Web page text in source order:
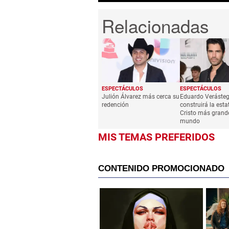
ESPECTÁCULOS
Julión Álvarez más cerca su
redención
ESPECTÁCULOS
Eduardo
construirá la
Cristo más
mundo
MIS TEMAS PREFERIDOS